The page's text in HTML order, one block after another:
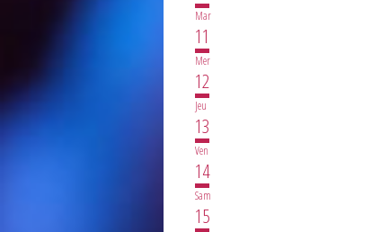
Mar
11
Mer
12
Jeu
13
Ven
14
Sam
15